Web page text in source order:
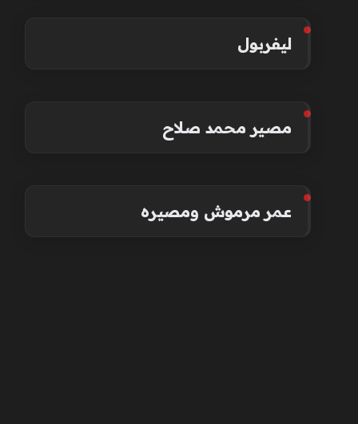
ليفربول
مصير محمد صلاح
عمر مرموش ومصيره